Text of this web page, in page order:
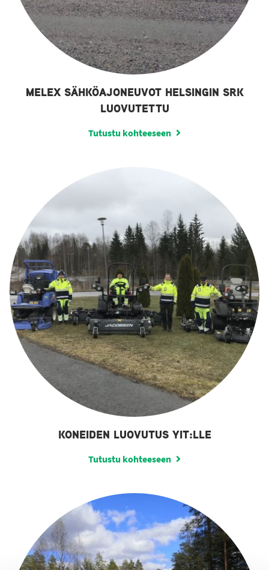
MELEX SÄHKÖAJONEUVOT HELSINGIN SRK
LUOVUTETTU
Tutustu kohteeseen
KONEIDEN LUOVUTUS YIT:LLE
Tutustu kohteeseen